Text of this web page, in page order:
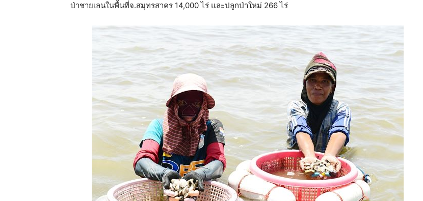
ป่าชายเลนในพื้นที่จ.สมุทรสาคร 14,000 ไร่ และปลูกป่าใหม่ 266 ไร่